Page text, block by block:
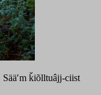
Sääʹm ǩiõlltuâjj-ciist